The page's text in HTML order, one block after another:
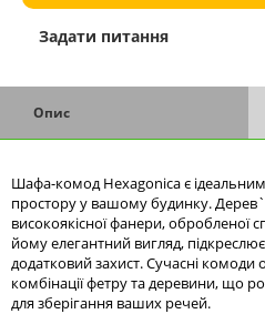
Задати питання
Опис
Шафа-комод Hexagonica є ідеальним
простору у вашому будинку.
високоякісної фанери, обробленої
йому елегантний вигляд,
додатковий захист. Сучасні
комбінації фетру та деревини, що
для зберігання ваших речей.